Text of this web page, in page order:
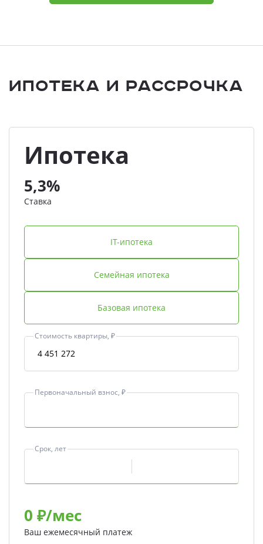
Ипотека и Рассрочка
Ипотека
5,3%
Ставка
IT-ипотека
Семейная ипотека
Базовая ипотека
Стоимость квартиры, ₽
Первоначальный взнос, ₽
Срок, лет
0 ₽/мес
Ваш ежемесячный платеж